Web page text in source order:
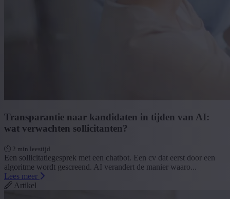
Transparantie naar kandidaten in tijden van AI:
wat verwachten sollicitanten?
2 min leestijd
Een sollicitatiegesprek met een chatbot. Een cv dat eerst door een
algoritme wordt gescreend. AI verandert de manier waaro...
Lees meer
Artikel